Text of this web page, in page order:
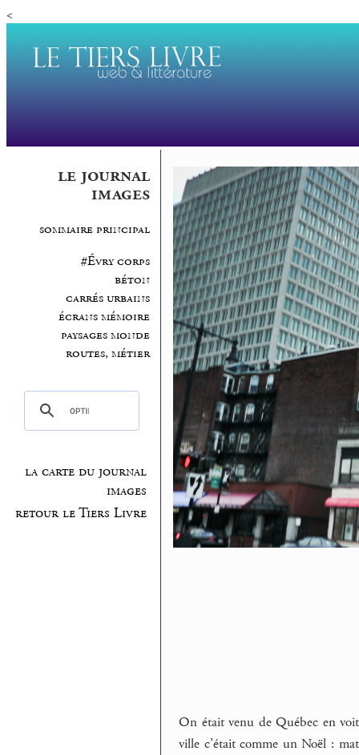
<
le journal
images
sommaire principal
#Évry corps
béton
carrés urbains
écrans mémoire
paysages monde
routes, métier
la carte du journal
images
retour le Tiers Livre
On était venu de Québec en
ville c’était comme un Noël :